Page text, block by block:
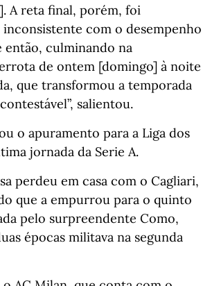
A reta final, porém, foi
com o desempenho
então, culminando na
de ontem [domingo] à noite
que transformou a temporada
salientou.
o apuramento para a Liga dos
jornada da Serie A.
perdeu em casa com o Cagliari,
que a empurrou para o quinto
pelo surpreendente Como,
épocas militava na segunda